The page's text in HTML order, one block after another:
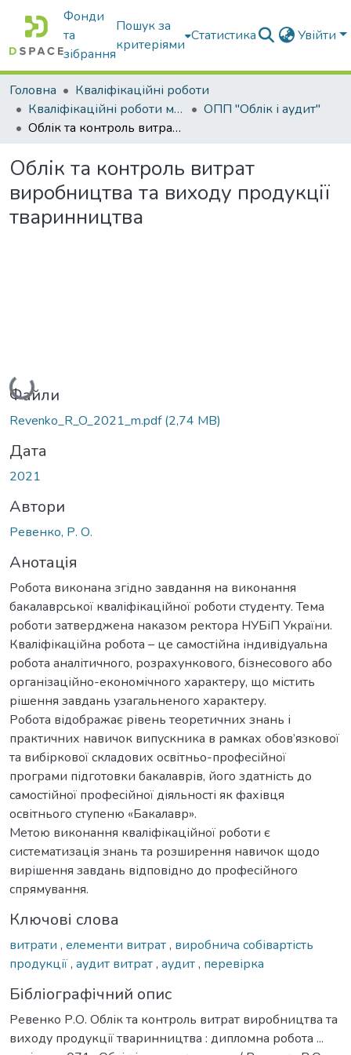
Фонди
та
зібрання
Пошук за
критеріями
Статистика Увійти
Головна
Кваліфікаційні роботи
Кваліфікаційні роботи магістрів
ОПП "Облік і аудит"
Облік та контроль витрат виробництва та виходу продукції тваринництва
Облік та контроль витрат
виробництва та виходу продукції
тваринництва
Вантажиться...
Файли
Revenko_R_O_2021_m.pdf(2,74 MB)
Дата
2021
Автори
Ревенко, Р. О.
Анотація
Робота виконана згідно завдання на виконання
бакалаврської кваліфікаційної роботи студенту. Тема
роботи затверджена наказом ректора НУБіП України.
Кваліфікаційна робота – це самостійна індивідуальна
робота аналітичного, розрахункового, бізнесового або
організаційно-економічного характеру, що містить
рішення завдань узагальненого характеру.
Робота відображає рівень теоретичних знань і
практичних навичок випускника в рамках обов’язкової
та вибіркової складових освітньо-професійної
програми підготовки бакалаврів, його здатність до
самостійної професійної діяльності як фахівця
освітнього ступеню «Бакалавр».
Метою виконання кваліфікаційної роботи є
систематизація знань та розширення навичок щодо
вирішення завдань відповідно до професійного
спрямування.
Ключові слова
витрати , елементи витрат, виробнича собівартість
продукції, аудит витрат, аудит, перевірка
Бібліографічний опис
Ревенко Р.О. Облік та контроль витрат виробництва та
виходу продукції тваринництва : дипломна робота ...